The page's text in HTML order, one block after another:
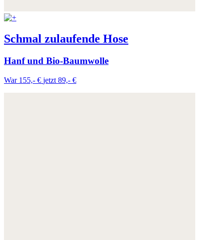
Schmal zulaufende Hose
Hanf und Bio-Baumwolle
War 155,- € jetzt 89,- €